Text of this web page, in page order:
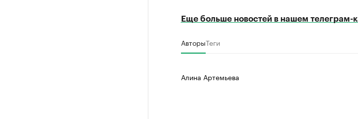
Еще больше новостей в нашем телеграм-
АвторыТеги
Алина Артемьева